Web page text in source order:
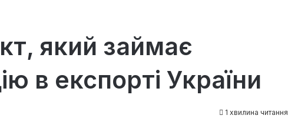
який займає
в експорті України
1 хвилина читання